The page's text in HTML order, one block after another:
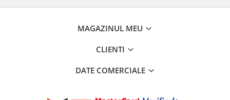
MAGAZINUL MEU
CLIENTI
DATE COMERCIALE